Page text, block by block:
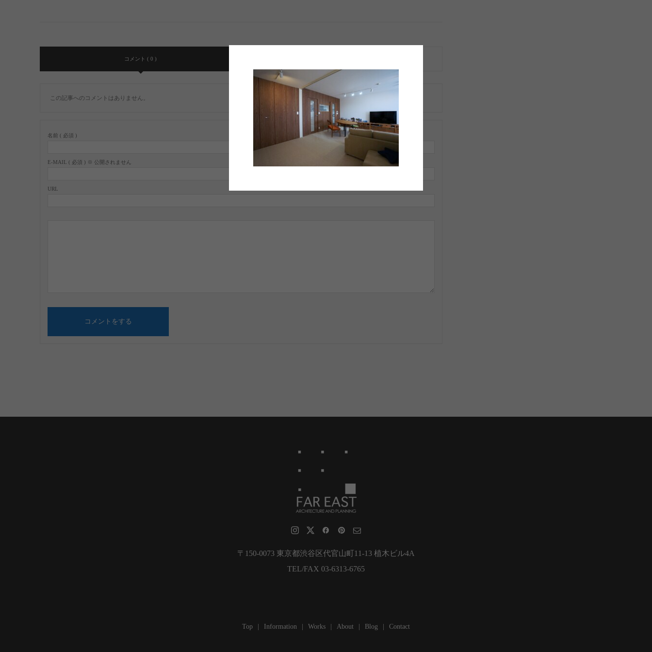
コメント ( 0 )
この記事へのコメントはありません。
名前 ( 必須 )
E-MAIL ( 必須 ) ※ 公開されません
URL
〒150-0073 東京都渋谷区代官山町11-13 植木ビル4A
TEL/FAX 03-6313-6765
Top Information Works About Blog Contact